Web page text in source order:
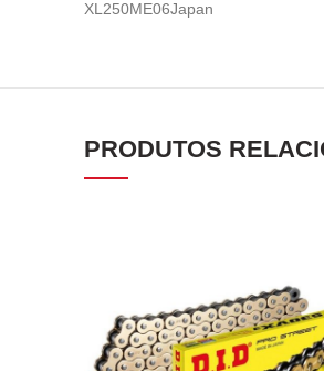
XL250ME06Japan
PRODUTOS